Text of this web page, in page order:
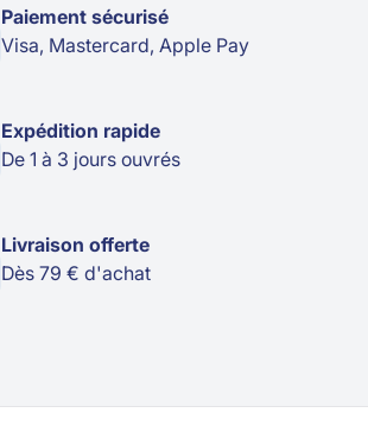
Paiement sécurisé
Visa, Mastercard, Apple Pay
Expédition rapide
De 1 à 3 jours ouvrés
Livraison offerte
Dès 79 € d'achat